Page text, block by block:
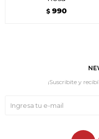
$ 990
¡Suscribite y